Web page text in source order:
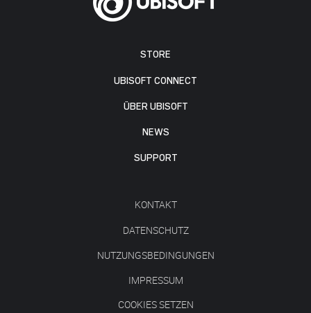
STORE
UBISOFT CONNECT
ÜBER UBISOFT
NEWS
SUPPORT
KONTAKT
DATENSCHUTZ
NUTZUNGSBEDINGUNGEN
IMPRESSUM
COOKIES SETZEN